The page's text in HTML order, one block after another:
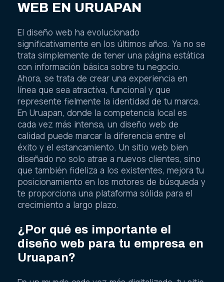
WEB EN URUAPAN
El diseño web ha evolucionado
significativamente en los últimos años. Ya no se
trata simplemente de tener una página estática
con información básica sobre tu negocio.
Ahora, se trata de crear una experiencia en
línea que sea atractiva, funcional y que
represente fielmente la identidad de tu marca.
En Uruapan, donde la competencia local es
cada vez más intensa, un diseño web de
calidad puede marcar la diferencia entre el
éxito y el estancamiento. Un sitio web bien
diseñado no solo atrae a nuevos clientes, sino
que también fideliza a los existentes, mejora tu
posicionamiento en los motores de búsqueda y
te proporciona una plataforma sólida para el
crecimiento a largo plazo.
¿Por qué es importante el
diseño web para tu empresa en
Uruapan?